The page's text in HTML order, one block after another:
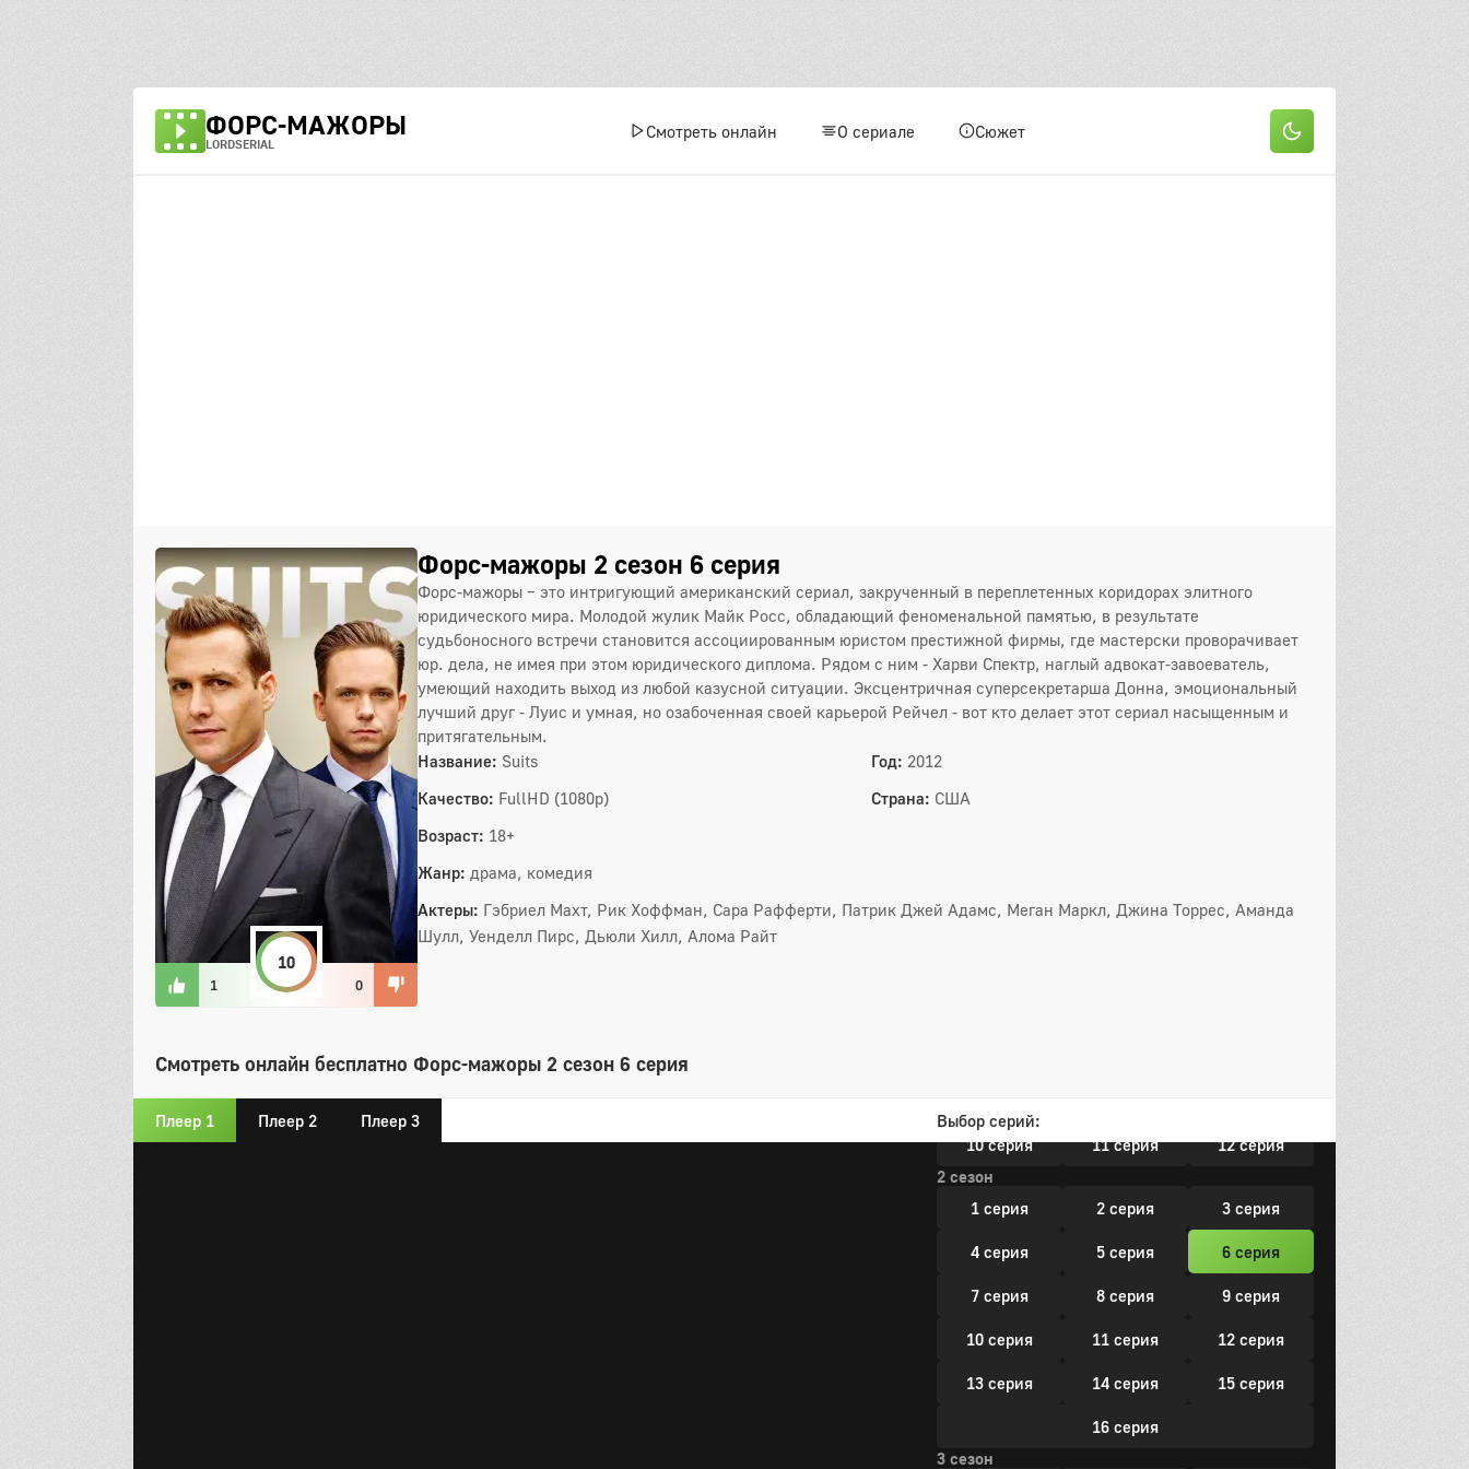
ФОРС-МАЖОРЫ
LORDSERIAL
Смотреть онлайн О сериале Сюжет
1
10
0
Форс-мажоры 2 сезон 6 серия
Форс-мажоры – это интригующий американский сериал, закрученный в переплетенных коридорах элитного
юридического мира. Молодой жулик Майк Росс, обладающий феноменальной памятью, в результате
судьбоносного встречи становится ассоциированным юристом престижной фирмы, где мастерски проворачивает
юр. дела, не имея при этом юридического диплома. Рядом с ним - Харви Спектр, наглый адвокат-завоеватель,
умеющий находить выход из любой казусной ситуации. Эксцентричная суперсекретарша Донна, эмоциональный
лучший друг - Луис и умная, но озабоченная своей карьерой Рейчел - вот кто делает этот сериал насыщенным и
притягательным.
Название: Suits Год: 2012
Качество: FullHD (1080p) Страна: США
Возраст: 18+
Жанр: драма, комедия
Актеры: Гэбриел Махт, Рик Хоффман, Сара Рафферти, Патрик Джей Адамс, Меган Маркл, Джина Торрес, Аманда
Шулл, Уенделл Пирс, Дьюли Хилл, Алома Райт
Смотреть онлайн бесплатно Форс-мажоры 2 сезон 6 серия
Плеер 1 Плеер 2 Плеер 3 Выбор серий:
10 серия 11 серия
12 серия
2 сезон
1 серия
2 серия 3 серия
4 серия 5 серия 6 серия
7 серия 8 серия 9 серия
10 серия 11 серия 12 серия
13 серия 14 серия 15 серия
16 серия
3 сезон